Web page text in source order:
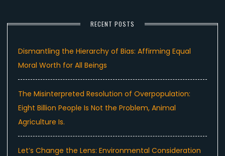
RECENT POSTS
Dismantling the Hierarchy of Bias: Affirming Equal
Moral Worth for All Beings
The Misinterpreted Resolution of Overpopulation:
Eight Billion People Is Not the Problem, Animal
Agriculture Is.
Let’s Change the Lens: Environmental Consideration